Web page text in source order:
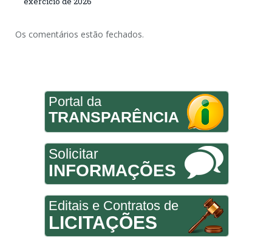
Os comentários estão fechados.
Portal da
TRANSPARÊNCIA
Solicitar
INFORMAÇÕES
Editais e Contratos de
LICITAÇÕES